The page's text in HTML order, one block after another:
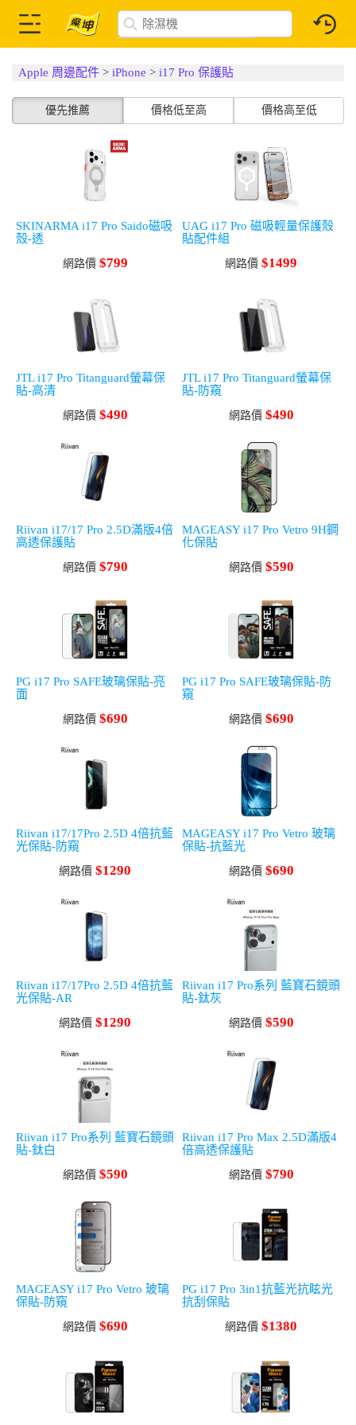
Apple 周邊配件 >iPhone >i17 Pro 保護貼
優先推薦 價格低至高 價格高至低
SKINARMA i17 Pro Saido磁吸
殼-透
網路價 $799
UAG i17 Pro 磁吸輕量保護殼
貼配件組
網路價 $1499
JTL i17 Pro Titanguard螢幕保
貼-高清
網路價 $490
JTL i17 Pro Titanguard螢幕保
貼-防窺
網路價 $490
Riivan i17/17 Pro 2.5D滿版4倍
高透保護貼
網路價 $790
MAGEASY i17 Pro Vetro 9H鋼
化保貼
網路價 $590
PG i17 Pro SAFE玻璃保貼-亮
面
網路價 $690
PG i17 Pro SAFE玻璃保貼-防
窺
網路價 $690
Riivan i17/17Pro 2.5D 4倍抗藍
光保貼-防窺
網路價 $1290
MAGEASY i17 Pro Vetro 玻璃
保貼-抗藍光
網路價 $690
Riivan i17/17Pro 2.5D 4倍抗藍
光保貼-AR
網路價 $1290
Riivan i17 Pro系列 藍寶石鏡頭
貼-鈦灰
網路價 $590
Riivan i17 Pro系列 藍寶石鏡頭
貼-鈦白
網路價 $590
Riivan i17 Pro Max 2.5D滿版4
倍高透保護貼
網路價 $790
MAGEASY i17 Pro Vetro 玻璃
保貼-防窺
網路價 $690
PG i17 Pro 3in1抗藍光抗眩光
抗刮保貼
網路價 $1380